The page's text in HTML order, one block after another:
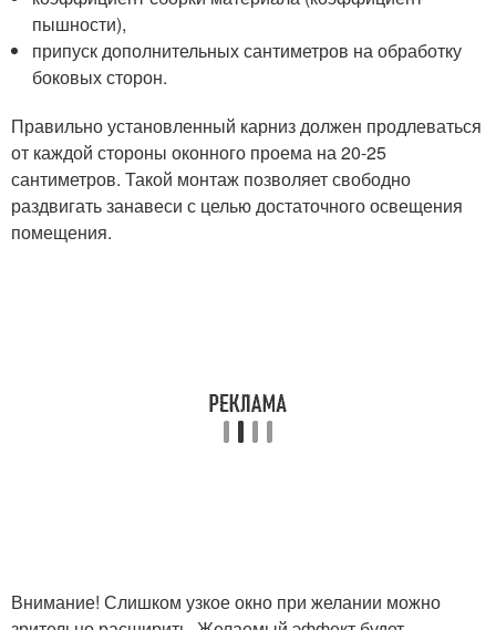
пышности),
припуск дополнительных сантиметров на обработку
боковых сторон.
Правильно установленный карниз должен продлеваться
от каждой стороны оконного проема на 20-25
сантиметров. Такой монтаж позволяет свободно
раздвигать занавеси с целью достаточного освещения
помещения.
Внимание! Слишком узкое окно при желании можно